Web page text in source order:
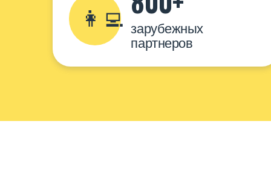
👩‍💻 зарубежных
партнеров